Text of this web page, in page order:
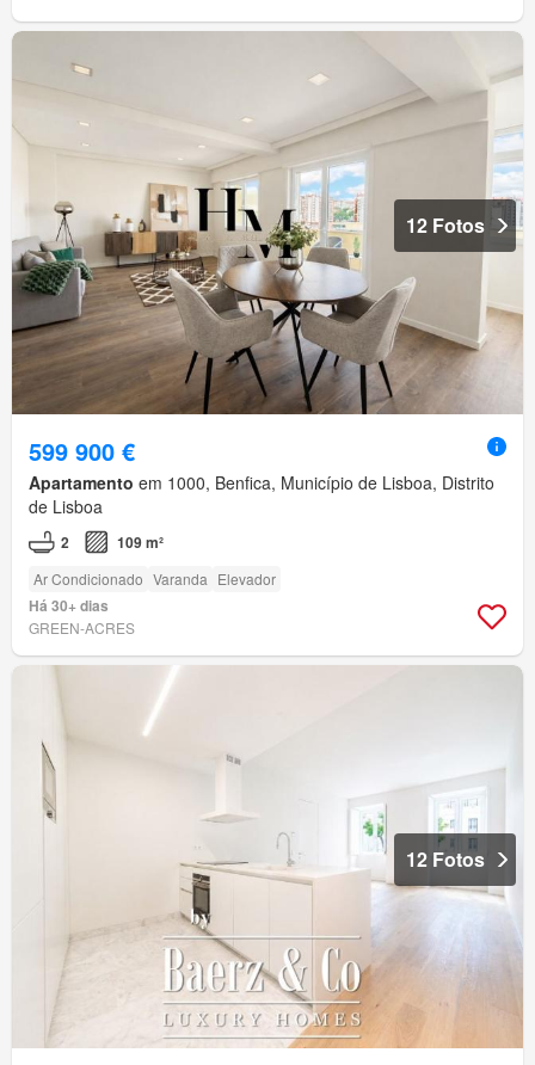
12 Fotos
599 900 €
Apartamento em 1000, Benfica, Município de Lisboa, Distrito
de Lisboa
2 109 m²
Ar Condicionado Varanda Elevador
Há 30+ dias
GREEN-ACRES
12 Fotos